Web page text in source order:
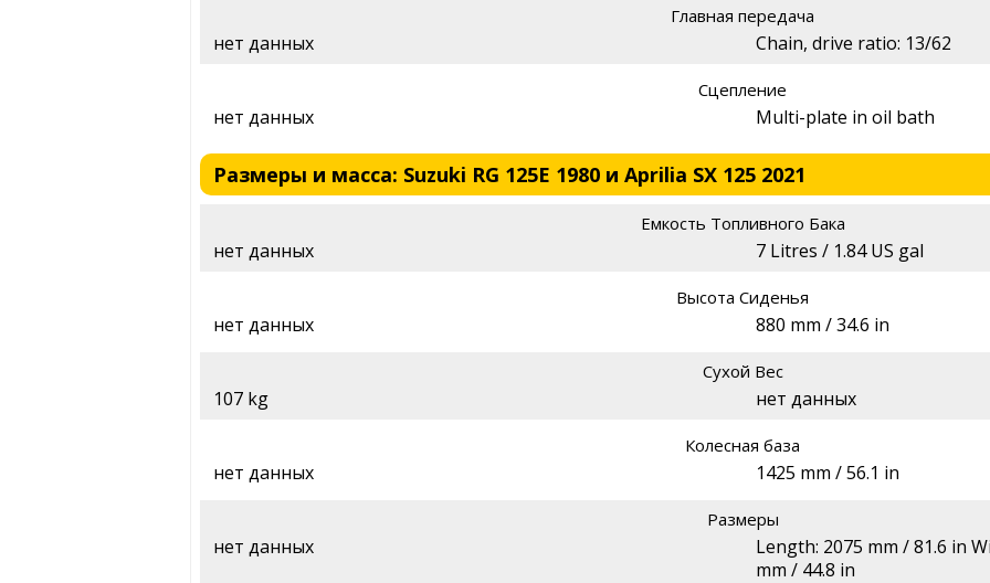
Главная передача
нет данных Chain, drive ratio: 13/62
Сцепление
нет данных Multi-plate in oil bath
Размеры и масса: Suzuki RG 125E 1980 и Aprilia SX 125 2021
Емкость Топливного Бака
нет данных 7 Litres / 1.84 US gal
Высота Сиденья
нет данных 880 mm / 34.6 in
Сухой Вес
107 kg нет данных
Колесная база
нет данных 1425 mm / 56.1 in
Размеры
нет данных
Length: 2075 mm / 81.6 in
mm / 44.8 in